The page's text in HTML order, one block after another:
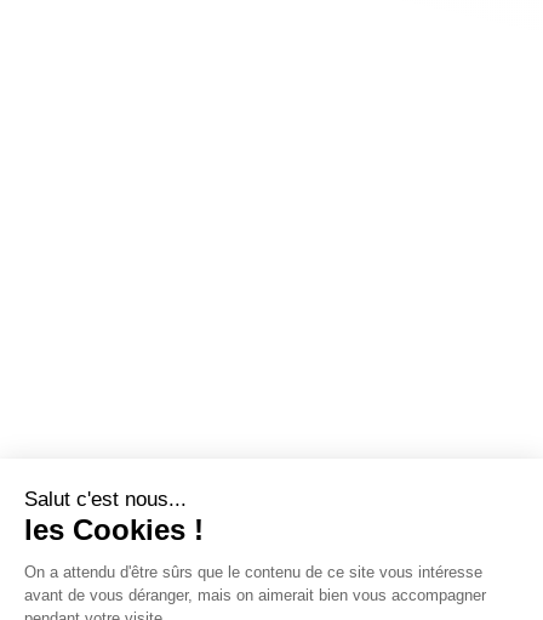
Salut c'est nous...
les Cookies !
On a attendu d'être sûrs que le contenu de ce site vous intéresse
avant de vous déranger, mais on aimerait bien vous accompagner